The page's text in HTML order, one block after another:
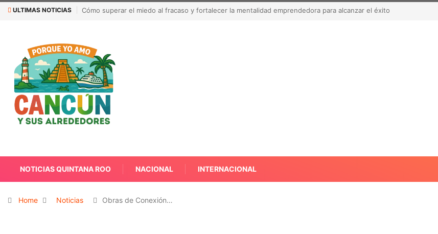
ULTIMAS NOTICIAS
emprendedora para alcanzar el éxito México busca reanudar la exportación de aguacate a Estados Unidos tras suspensión por alerta
NOTICIAS QUINTANA ROO NACIONAL INTERNACIONAL
Home Noticias Obras de Conexión…